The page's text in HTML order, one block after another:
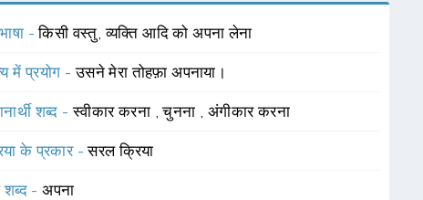
-किसी वस्तु, व्यक्ति आदि को अपना लेना
में प्रयोग -उसने मेरा तोहफ़ा अपनाया।
शब्द -स्वीकार करना ,चुनना , अंगीकार करना
के प्रकार -सरल क्रिया
शब्द -अपना